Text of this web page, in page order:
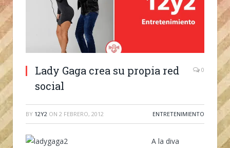
Lady Gaga crea su propia red
social
0
BY 12Y2 ON 2 FEBRERO, 2012 ENTRETENIMIENTO
A la diva